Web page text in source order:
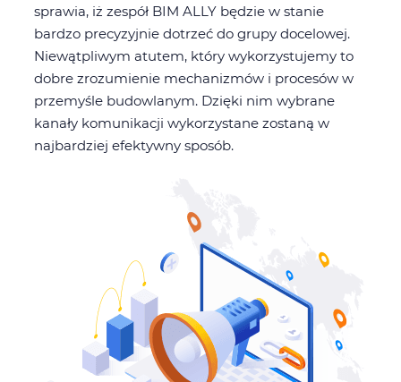
sprawia, iż zespół BIM ALLY będzie w stanie
bardzo precyzyjnie dotrzeć do grupy docelowej.
Niewątpliwym atutem, który wykorzystujemy to
dobre zrozumienie mechanizmów i procesów w
przemyśle budowlanym. Dzięki nim wybrane
kanały komunikacji wykorzystane zostaną w
najbardziej efektywny sposób.